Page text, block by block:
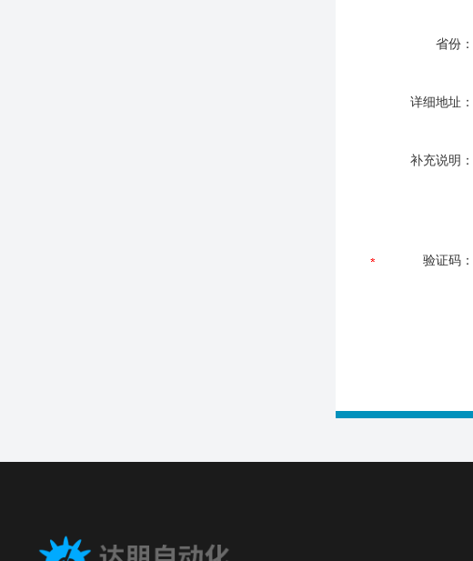
省份：
详细地址：
补充说明：
验证码：